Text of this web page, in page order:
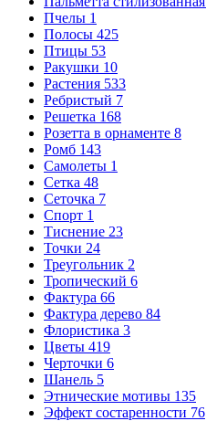
Пчелы 1
Полосы 425
Птицы 53
Ракушки 10
Растения 533
Ребристый 7
Решетка 168
Розетта в орнаменте 8
Ромб 143
Самолеты 1
Сетка 48
Сеточка 7
Спорт 1
Тиснение 23
Точки 24
Треугольник 2
Тропический 6
Фактура 66
Фактура дерево 84
Флористика 3
Цветы 419
Черточки 6
Шанель 5
Этнические мотивы 135
Эффект состаренности 76